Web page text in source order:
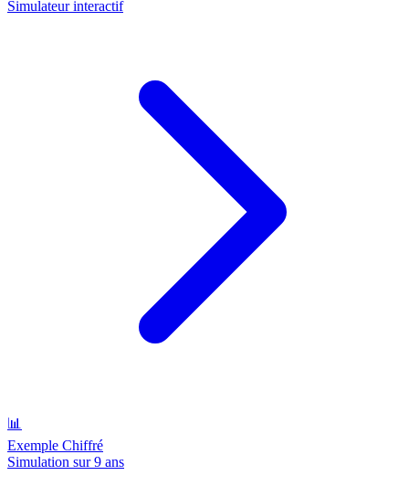
Simulateur interactif
📊
Exemple Chiffré
Simulation sur 9 ans